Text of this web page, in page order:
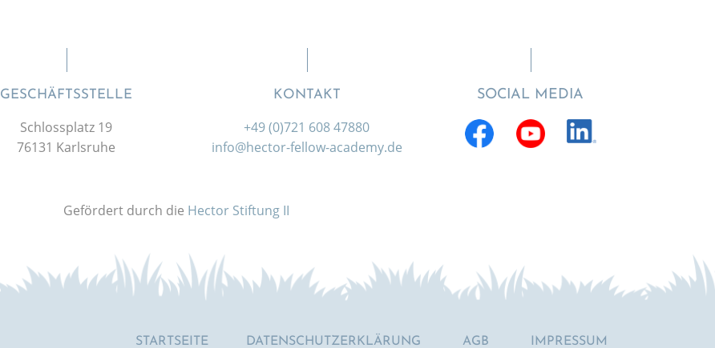
GESCHÄFTSSTELLE
Schlossplatz 19
76131 Karlsruhe
KONTAKT
+49 (0)721 608 47880
info@hector-fellow-academy.de
SOCIAL MEDIA
Gefördert durch die Hector Stiftung II
STARTSEITE DATENSCHUTZERKLÄRUNG AGB IMPRESSUM